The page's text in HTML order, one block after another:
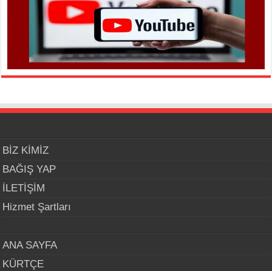
BİZ KİMİZ
BAĞIŞ YAP
İLETİŞİM
Hizmet Şartları
ANA SAYFA
KÜRTÇE